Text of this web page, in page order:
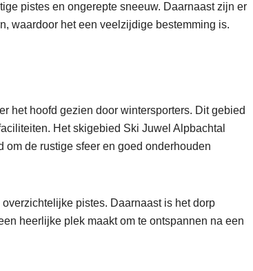
pistes en ongerepte sneeuw. Daarnaast zijn er
waardoor het een veelzijdige bestemming is.
het hoofd gezien door wintersporters. Dit gebied
Het skigebied Ski Juwel Alpbachtal
de rustige sfeer en goed onderhouden
pistes. Daarnaast is het dorp
heerlijke plek maakt om te ontspannen na een